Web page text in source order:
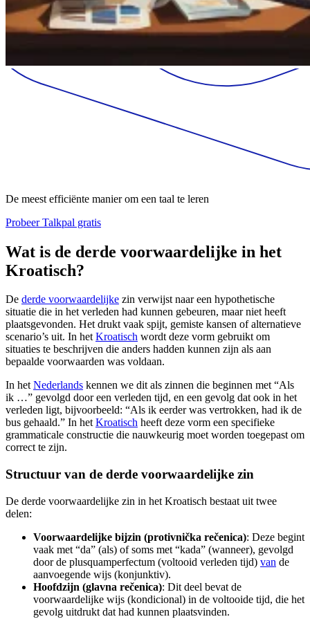
De meest efficiënte manier om een taal te leren
Probeer Talkpal gratis
Wat is de derde voorwaardelijke in het
Kroatisch?
De derde voorwaardelijke zin verwijst naar een hypothetische
situatie die in het verleden had kunnen gebeuren, maar niet heeft
plaatsgevonden. Het drukt vaak spijt, gemiste kansen of alternatieve
scenario’s uit. In hetKroatisch wordt deze vorm gebruikt om
situaties te beschrijven die anders hadden kunnen zijn als aan
bepaalde voorwaarden was voldaan.
In hetNederlands kennen we dit als zinnen die beginnen met “Als
ik …” gevolgd door een verleden tijd, en een gevolg dat ook in het
verleden ligt, bijvoorbeeld: “Als ik eerder was vertrokken, had ik de
bus gehaald.” In hetKroatisch heeft deze vorm een specifieke
grammaticale constructie die nauwkeurig moet worden toegepast om
correct te zijn.
Structuur van de derde voorwaardelijke zin
De derde voorwaardelijke zin in het Kroatisch bestaat uit twee
delen:
Voorwaardelijke bijzin (protivnička rečenica): Deze begint
vaak met “da” (als) of soms met “kada” (wanneer), gevolgd
door de plusquamperfectum (voltooid verleden tijd) van de
aanvoegende wijs (konjunktiv).
Hoofdzijn (glavna rečenica): Dit deel bevat de
voorwaardelijke wijs (kondicional) in de voltooide tijd, die het
gevolg uitdrukt dat had kunnen plaatsvinden.